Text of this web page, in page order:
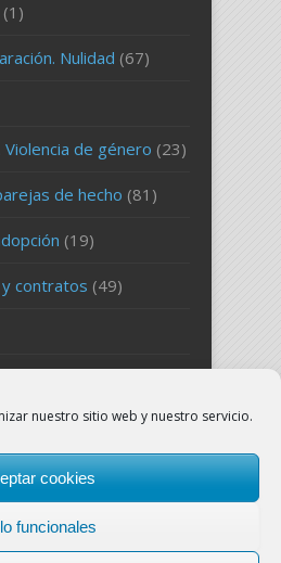
nuestro sitio web y nuestro servicio.
cookies
funcionales
(1)
Nulidad (67)
de género (23)
de hecho (81)
(19)
contratos (49)
(127)